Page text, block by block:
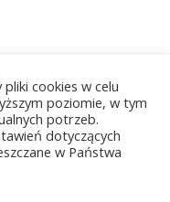
cookies w celu
poziomie, w tym
potrzeb.
dotyczących
w Państwa